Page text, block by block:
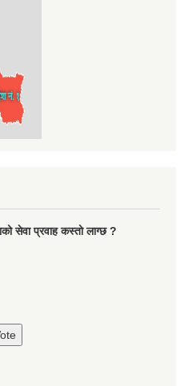
सेवा प्रवाह कस्तो लाग्छ ?